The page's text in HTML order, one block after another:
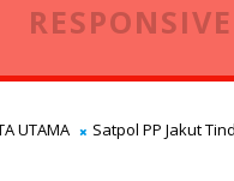
UTAMA
Satpol PP Jakut